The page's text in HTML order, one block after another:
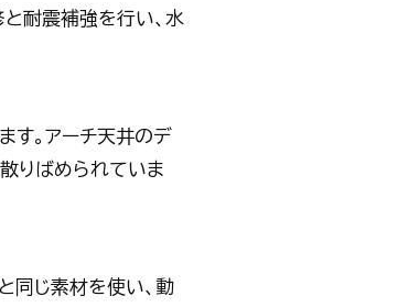
耐震補強を行い、水
す。アーチ天井のデ
りばめられていま
同じ素材を使い、動